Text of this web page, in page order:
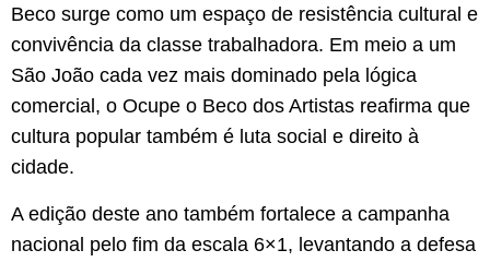
Beco surge como um espaço de resistência cultural e
convivência da classe trabalhadora. Em meio a um
São João cada vez mais dominado pela lógica
comercial, o Ocupe o Beco dos Artistas reafirma que
cultura popular também é luta social e direito à
cidade.
A edição deste ano também fortalece a campanha
nacional pelo fim da escala 6×1, levantando a defesa